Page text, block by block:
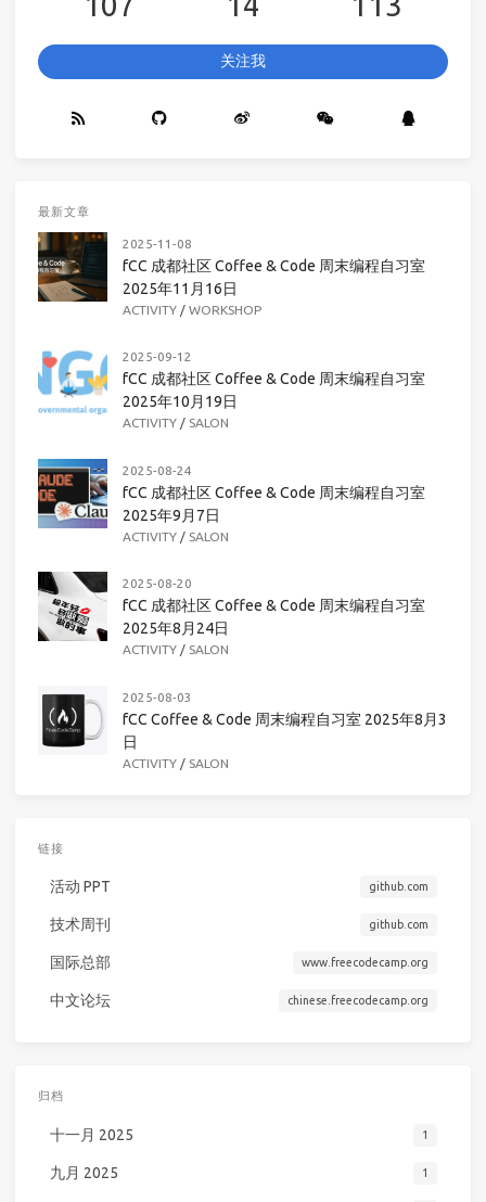
关注我
最新文章
2025-11-08
fCC 成都社区 Coffee & Code 周末编程自习室
2025年11月16日
ACTIVITY / WORKSHOP
2025-09-12
fCC 成都社区 Coffee & Code 周末编程自习室
2025年10月19日
ACTIVITY / SALON
2025-08-24
fCC 成都社区 Coffee & Code 周末编程自习室
2025年9月7日
ACTIVITY / SALON
2025-08-20
fCC 成都社区 Coffee & Code 周末编程自习室
2025年8月24日
ACTIVITY / SALON
2025-08-03
fCC Coffee & Code 周末编程自习室 2025年8月3
日
ACTIVITY / SALON
链接
活动 PPT github.com
技术周刊 github.com
国际总部 www.freecodecamp.org
中文论坛 chinese.freecodecamp.org
归档
十一月 2025 1
九月 2025 1